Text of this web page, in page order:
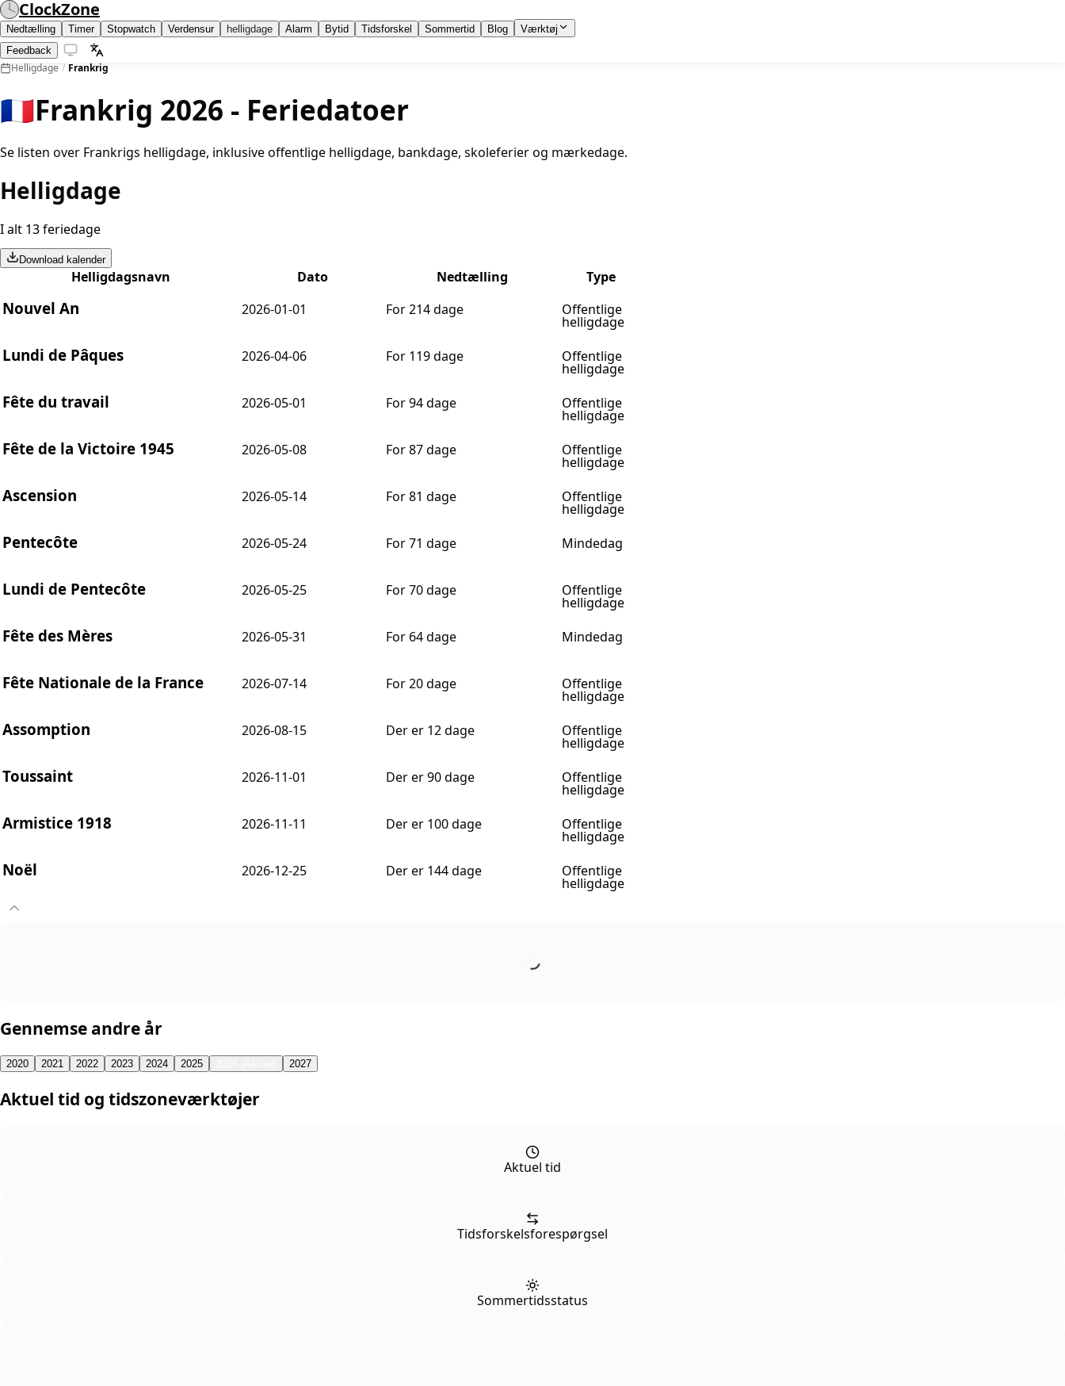
ClockZone
Nedtælling Timer Stopwatch Verdensur helligdage Alarm Bytid Tidsforskel Sommertid Blog
Værktøj
Feedback
Helligdage / Frankrig
🇫🇷Frankrig 2026 - Feriedatoer
Se listen over Frankrigs helligdage, inklusive offentlige helligdage, bankdage, skoleferier og mærkedage.
Helligdage
I alt 13 feriedage
Download kalender
Helligdagsnavn Dato Nedtælling Type
Nouvel An 2026-01-01 For 214 dage Offentlige
helligdage
Lundi de Pâques 2026-04-06 For 119 dage Offentlige
helligdage
Fête du travail 2026-05-01 For 94 dage Offentlige
helligdage
Fête de la Victoire 1945 2026-05-08 For 87 dage Offentlige
helligdage
Ascension 2026-05-14 For 81 dage Offentlige
helligdage
Pentecôte 2026-05-24 For 71 dage Mindedag
Lundi de Pentecôte 2026-05-25 For 70 dage Offentlige
helligdage
Fête des Mères 2026-05-31 For 64 dage Mindedag
Fête Nationale de la France 2026-07-14 For 20 dage Offentlige
helligdage
Assomption 2026-08-15 Der er 12 dage Offentlige
helligdage
Toussaint 2026-11-01 Der er 90 dage Offentlige
helligdage
Armistice 1918 2026-11-11 Der er 100 dage Offentlige
helligdage
Noël 2026-12-25 Der er 144 dage Offentlige
helligdage
Gennemse andre år
2020 2021 2022 2023 2024 2025 2027
Aktuel tid og tidszoneværktøjer
Aktuel tid
Tidsforskelsforespørgsel
Sommertidsstatus